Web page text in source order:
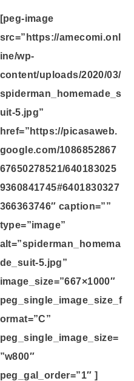
[peg-image
src=”https://amecomi.onl
ine/wp-
content/uploads/2020/03/
spiderman_homemade_s
uit-5.jpg”
href=”https://picasaweb.
google.com/1086852867
67650278521/640183025
9360841745#6401830327
366363746″ caption=””
type=”image”
alt=”spiderman_homema
de_suit-5.jpg”
image_size=”667×1000″
peg_single_image_size_f
ormat=”C”
peg_single_image_size=
”w800″
peg_gal_order=”1″ ]